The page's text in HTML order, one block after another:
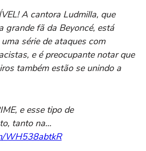
A cantora Ludmilla, que
grande fã da Beyoncé, está
série de ataques com
e é preocupante notar que
também estão se unindo a
e esse tipo de
tanto na…
WH538abtkR